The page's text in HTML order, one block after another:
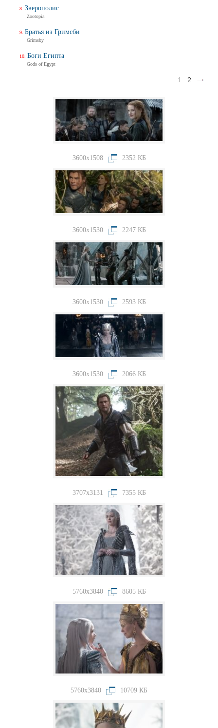
1 2
3600x1508 2352 КБ
3600x1530 2247 КБ
3600x1530 2593 КБ
3600x1530 2066 КБ
3707x3131 7355 КБ
5760x3840 8605 КБ
5760x3840 10709 КБ
Зверополис
Zootopia
Братья из Гримсби
Grimsby
Боги Египта
Gods of Egypt